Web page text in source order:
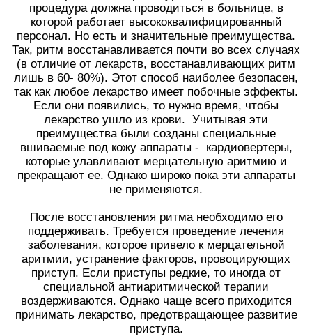
процедура должна проводиться в больнице, в
которой работает высококвалифицированный
персонал. Но есть и значительные преимущества.
Так, ритм восстанавливается почти во всех случаях
(в отличие от лекарств, восстанавливающих ритм
лишь в 60- 80%). Этот способ наиболее безопасен,
так как любое лекарство имеет побочные эффекты.
Если они появились, то нужно время, чтобы
лекарство ушло из крови. Учитывая эти
преимущества были созданы специальные
вшиваемые под кожу аппараты - кардиовертеры,
которые улавливают мерцательную аритмию и
прекращают ее. Однако широко пока эти аппараты
не применяются.
После восстановления ритма необходимо его
поддерживать. Требуется проведение лечения
заболевания, которое привело к мерцательной
аритмии, устранение факторов, провоцирующих
приступ. Если приступы редкие, то иногда от
специальной антиаритмической терапии
воздерживаются. Однако чаще всего приходится
принимать лекарство, предотвращающее развитие
приступа.